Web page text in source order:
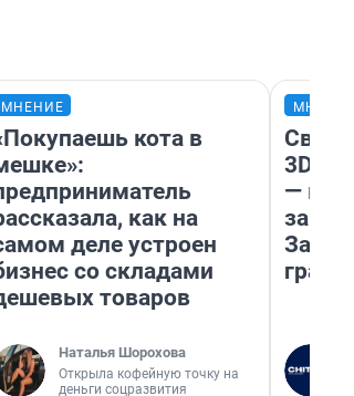
МНЕНИЕ
кота в
как на
деле устроен
со складами
товаров
Наталья Шорохова
Открыла кофейную точку на
деньги соцразвития
— как